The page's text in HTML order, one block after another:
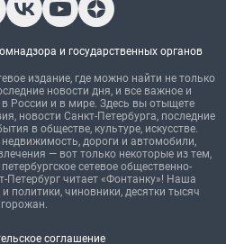
и государственных органов
издание, где можно найти не только
новости дня, и все важное и
в России и в мире. Здесь вы отыщете
новости Санкт-Петербурга, последние
в обществе, культуре, искусстве.
дороги и автомобили,
— вот только некоторые из тем,
сетевое общественно-
Петербург читает «Фонтанку»! Наша
политики, чиновники, десятки тысяч
горожан.
соглашение